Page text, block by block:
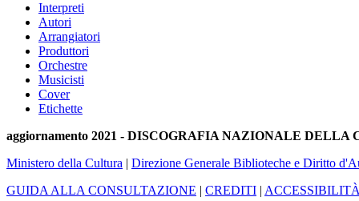
Interpreti
Autori
Arrangiatori
Produttori
Orchestre
Musicisti
Cover
Etichette
aggiornamento 2021 - DISCOGRAFIA NAZIONALE
Ministero della Cultura | Direzione Generale Biblioteche e Diritto
GUIDA ALLA CONSULTAZIONE | CREDITI |